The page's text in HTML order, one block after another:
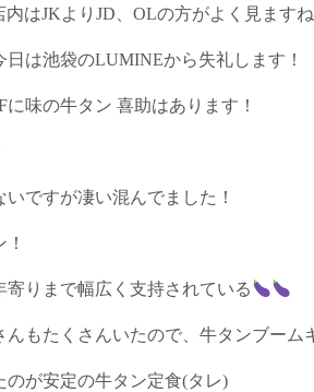
はJKよりJD、OLの方がよく見ますね
日は池袋のLUMINEから失礼します！
味の牛タン 喜助はあります！
いですが凄い混んでました！
寄りまで幅広く支持されている
んもたくさんいたので、牛タンブーム
のが安定の牛タン定食(タレ)